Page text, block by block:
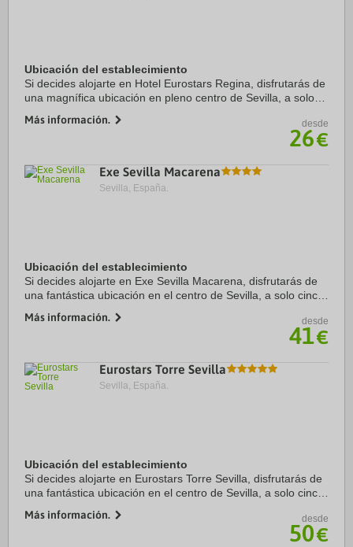
Ubicación del establecimiento
Si decides alojarte en Hotel Eurostars Regina, disfrutarás de
una magnífica ubicación en pleno centro de Sevilla, a solo
Además, este hotel se encuentra ...
Más información. desde
26€
Exe Sevilla Macarena
Sevilla, España.
Ubicación del establecimiento
Si decides alojarte en Exe Sevilla Macarena, disfrutarás de
una fantástica ubicación en el centro de Sevilla, a solo cinco
Además, este hotel se encuentra ...
Más información. desde
41€
Eurostars Torre Sevilla
Sevilla, España.
Ubicación del establecimiento
Si decides alojarte en Eurostars Torre Sevilla, disfrutarás de
una fantástica ubicación en el centro de Sevilla, a solo cinco
Mágica. Además, este ...
Más información. desde
50€